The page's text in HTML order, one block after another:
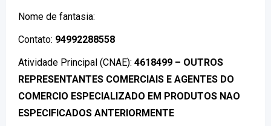
Nome de fantasia:
Contato: 94992288558
Atividade Principal (CNAE): 4618499 – OUTROS
REPRESENTANTES COMERCIAIS E AGENTES DO
COMERCIO ESPECIALIZADO EM PRODUTOS NAO
ESPECIFICADOS ANTERIORMENTE